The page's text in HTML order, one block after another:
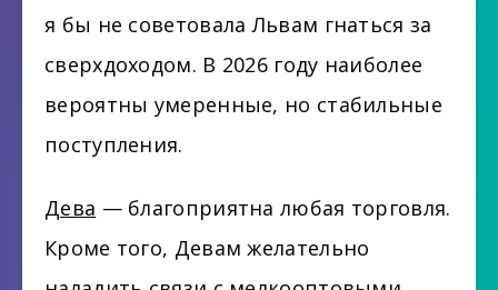
я бы не советовала Львам гнаться за
сверхдоходом. В 2026 году наиболее
вероятны умеренные, но стабильные
поступления.
Дева — благоприятна любая торговля.
Кроме того, Девам желательно